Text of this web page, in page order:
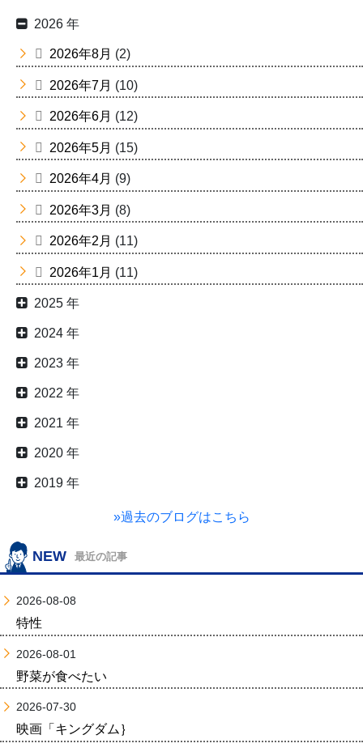
2026 年
2026年8月 (2)
2026年7月 (10)
2026年6月 (12)
2026年5月 (15)
2026年4月 (9)
2026年3月 (8)
2026年2月 (11)
2026年1月 (11)
2025 年
2024 年
2023 年
2022 年
2021 年
2020 年
2019 年
»過去のブログはこちら
NEW 最近の記事
2026-08-08
特性
2026-08-01
野菜が食べたい
2026-07-30
映画「キングダム｝